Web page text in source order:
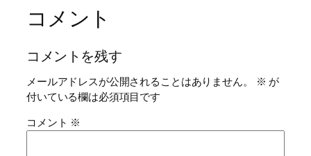
コメント
コメントを残す
メールアドレスが公開されることはありません。 ※ が
付いている欄は必須項目です
コメント ※